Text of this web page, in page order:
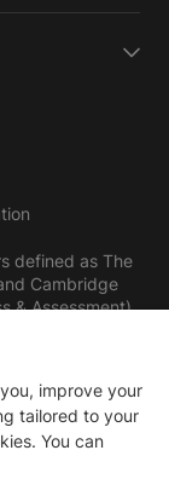
defined as The
Cambridge
& Assessment)
improve your
tailored to your
You can